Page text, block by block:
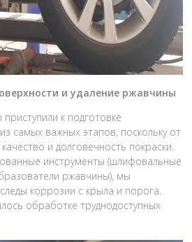
и удаление ржавчины
к подготовке
самых важных этапов, поскольку от
и долговечность покраски.
инструменты (шлифовальные
ржавчины), мы
коррозии с крыла и порога.
обработке труднодоступных